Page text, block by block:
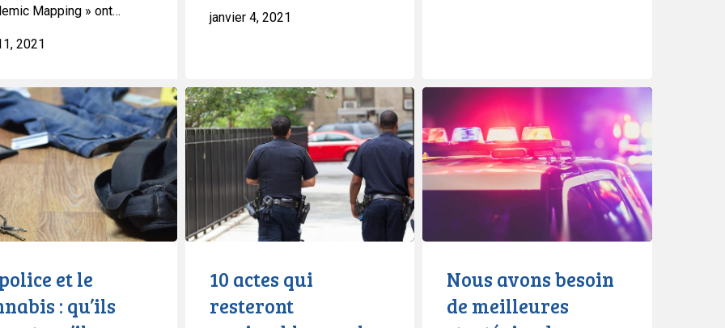
Mapping » ont…
2021
janvier 4, 2021
et le
: qu’ils
10
actes
qui
resteront
punissables
loi
légalisation
10 actes qui
resteront
avons
besoin
de
désescalade
prévention
Nous avons besoin
de meilleures